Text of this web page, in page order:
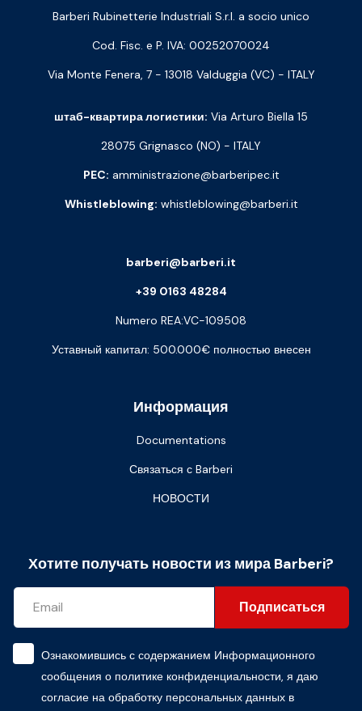
Barberi Rubinetterie Industriali S.r.l. a socio unico
Cod. Fisc. e P. IVA: 00252070024
Via Monte Fenera, 7 - 13018 Valduggia (VC) - ITALY
штаб-квартира логистики: Via Arturo Biella 15
28075 Grignasco (NO) - ITALY
PEC: amministrazione@barberipec.it
Whistleblowing: whistleblowing@barberi.it
Информация
Documentations
Связаться с Barberi
НОВОСТИ
barberi@barberi.it
+39 0163 48284
Numero REA:VC-109508
Уставный капитал: 500.000€ полностью внесен
Хотите получать новости из мира Barberi?
Подписаться
Ознакомившись с содержанием Информационного
сообщения о политике конфиденциальности , я даю
согласие на обработку персональных данных в